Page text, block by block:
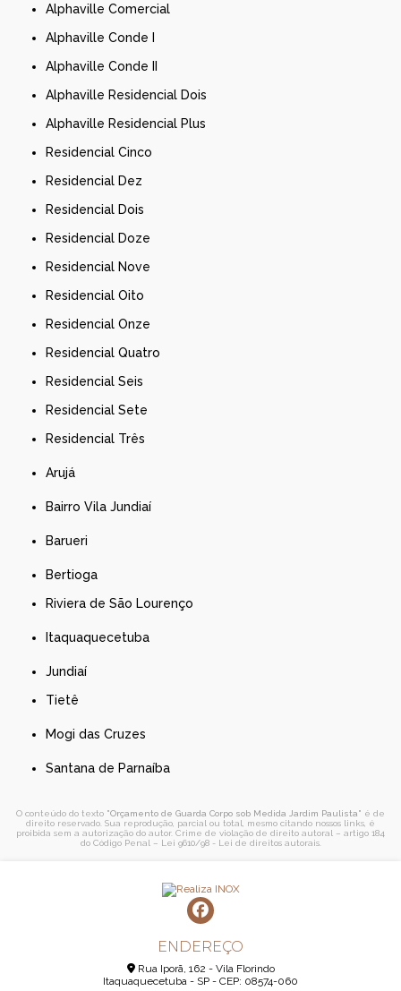
Alphaville Comercial
Alphaville Conde I
Alphaville Conde II
Alphaville Residencial Dois
Alphaville Residencial Plus
Residencial Cinco
Residencial Dez
Residencial Dois
Residencial Doze
Residencial Nove
Residencial Oito
Residencial Onze
Residencial Quatro
Residencial Seis
Residencial Sete
Residencial Três
Arujá
Bairro Vila Jundiaí
Barueri
Bertioga
Riviera de São Lourenço
Itaquaquecetuba
Jundiaí
Tietê
Mogi das Cruzes
Santana de Parnaíba
O conteúdo do texto "Orçamento de Guarda Corpo sob Medida Jardim Paulista" é de
direito reservado. Sua reprodução, parcial ou total, mesmo citando nossos links, é
proibida sem a autorização do autor. Crime de violação de direito autoral – artigo 184
do Código Penal – Lei 9610/98 - Lei de direitos autorais.
ENDEREÇO
Rua Iporã, 162 - Vila Florindo
Itaquaquecetuba - SP - CEP: 08574-060